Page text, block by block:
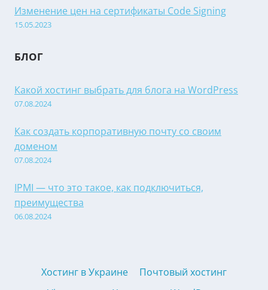
Изменение цен на сертификаты Code Signing
15.05.2023
БЛОГ
Какой хостинг выбрать для блога на WordPress
07.08.2024
Как создать корпоративную почту со своим
доменом
07.08.2024
IPMI — что это такое, как подключиться,
преимущества
06.08.2024
Хостинг в Украине
Почтовый хостинг